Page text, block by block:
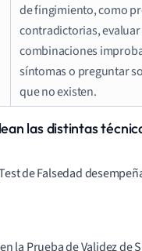
de fingimiento, como
contradictorias, evaluar
combinaciones
síntomas o preguntar
que no existen.
las distintas
de Falsedad
la Prueba de Validez de